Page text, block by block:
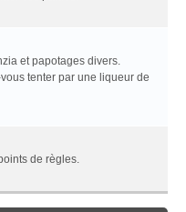
et papotages divers.
tenter par une liqueur de
de règles.